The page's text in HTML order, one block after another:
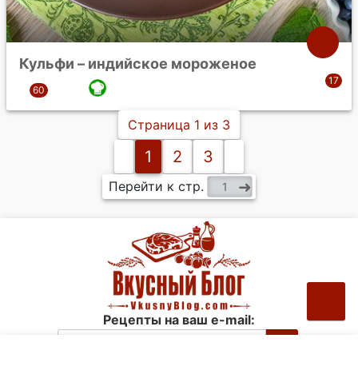
Кульфи – индийское мороженое
Страница 1 из 3
1 2 3
Перейти к стр.
Рецепты на ваш e-mail: